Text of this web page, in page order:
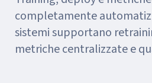
completamente
sistemi supportano
metriche centralizzate e